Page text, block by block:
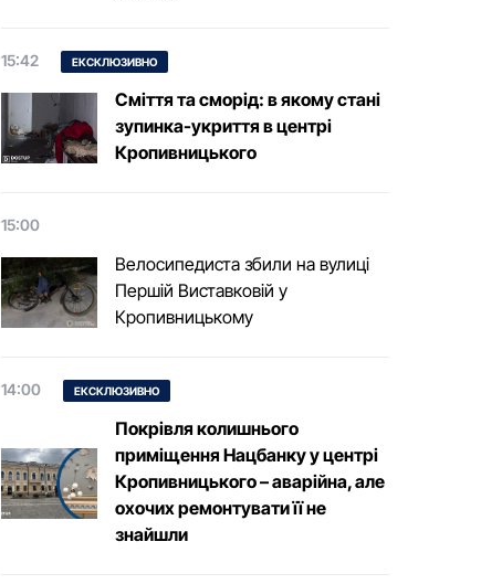
15:42 ЕКСКЛЮЗИВНО
Сміття та сморід: в якому стані
зупинка-укриття в центрі
Кропивницького
15:00
Велосипедиста збили на вулиці
Першій Виставковій у
Кропивницькому
14:00 ЕКСКЛЮЗИВНО
Покрівля колишнього
приміщення Нацбанку у центрі
Кропивницького – аварійна, але
охочих ремонтувати її не
знайшли